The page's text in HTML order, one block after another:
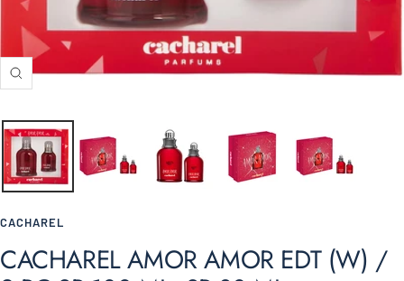
Zoom
CACHAREL
CACHAREL AMOR AMOR EDT (W) /